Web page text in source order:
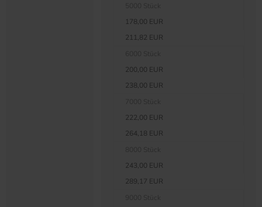
178,00 EUR
211,82 EUR
200,00 EUR
238,00 EUR
222,00 EUR
264,18 EUR
243,00 EUR
289,17 EUR